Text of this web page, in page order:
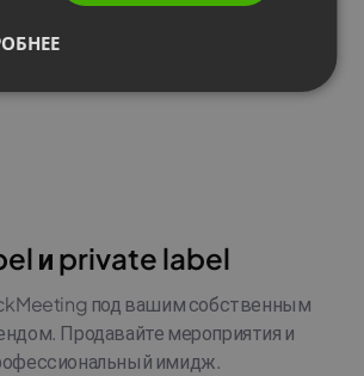
и private label
под вашим собственным
Продавайте мероприятия и
имидж.